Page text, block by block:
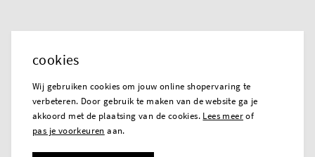
cookies
Wij gebruiken cookies om jouw online shopervaring te
verbeteren. Door gebruik te maken van de website ga je
akkoord met de plaatsing van de cookies. Lees meerof
pas je voorkeuren aan.